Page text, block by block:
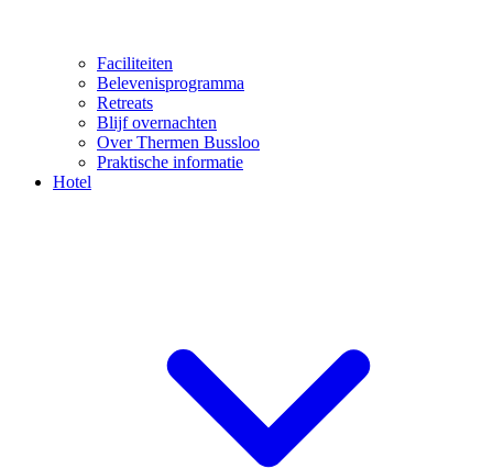
Faciliteiten
Belevenisprogramma
Retreats
Blijf overnachten
Over Thermen Bussloo
Praktische informatie
Hotel